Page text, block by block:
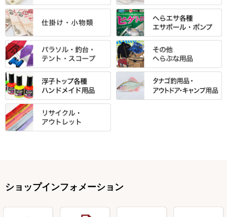
エクセーヌ・スエードシリーズ
バッグ・小物ケース・ワッペン
クッション・シート・スカー
ト・エプロン
保護ケース
アクリルシリーズ・アクセサリ
クワセ皿・コブ皿・角皿
浮子筒・浮子箱・ハリス箱・玉
ノ柄スタンド
小物箱・うどん箱・うどん皿
ハサミケース
カウンター
針外し・糸ほどき
がまかつ
サクラ・NISSIN・合成竿・他
光竹作 カーボン竿掛・玉ノ柄
匠絆・かちどき・旋（めぐ
る）・千望・千尋・悠月・その
他
当店オリジナル「勝俊」作
光竹 製品
松村作（万力）
松村作（先受・その他）
万久作
岐山 製品
逍遥（しょうよう）
忠相・一志
昴 ・TOMO
りきや ・ 大祐
心也・士天・狂鬼
伊吹 ・ SATTO
KEN∑HI【ケンシ】
すべて
金鯱 シリーズ
浮子箱
浮子立て・浮子筒
ハリスケース
仕掛箱・小物箱
ハリスメジャー系
すべて
東レ・ラーヂ
サンライン ・ ダン
鬼掛・MARUTO
すべて
ウキ止めストッパー・糸・チュ
ーブ
ウキゴム 遊動式
松葉仕掛用
底取りアイテム
すべて
マルキュー 麩系
マルキュー その他
ポンプ絞り器・ポンプ類
すべて
パラソル
テント
リーズ
すべて
バック＆ロッドケース
すべて
浮子用素材
塗料用 筆
装飾品
リサイクル 竹竿（～19,999円）
ショップインフォメーション